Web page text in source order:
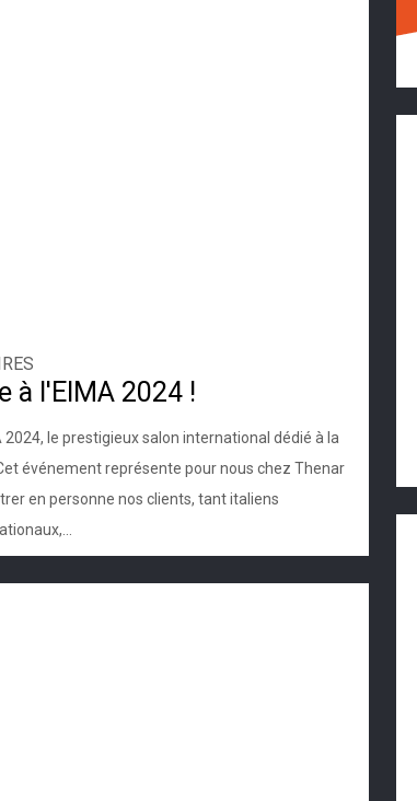
à l'EIMA 2024 !
le prestigieux salon international dédié à la
événement représente pour nous chez Thenar
en personne nos clients, tant italiens